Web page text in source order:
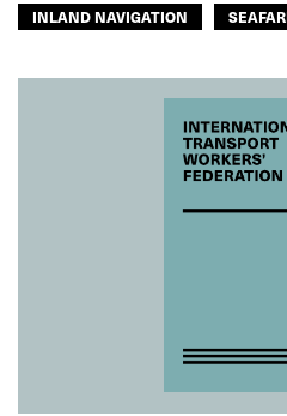
INLAND NAVIGATION